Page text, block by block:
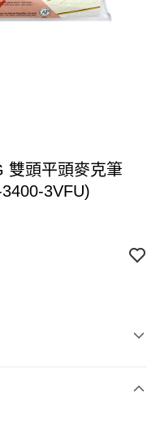
雙頭平頭麥克筆
3VFU)